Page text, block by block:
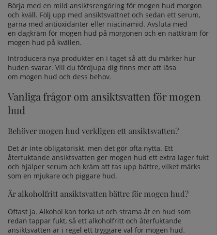
Börja med en mild ansiktsrengöring för mogen hud morgon
och kväll. Följ upp med ansiktsvattnet och sedan ett serum,
gärna med antioxidanter eller niacinamid. Avsluta med
en dagkräm för mogen hud på morgonen och en nattkräm för
mogen hud på kvällen.
Introducera nya produkter en i taget så att du märker hur
huden svarar. Vill du fördjupa dig finns mer att läsa
om mogen hud och dess behov.
Vanliga frågor om ansiktsvatten för mogen
hud
Behöver mogen hud verkligen ett ansiktsvatten?
Det är inte obligatoriskt, men det gör ofta nytta. Ett
återfuktande ansiktsvatten ger mogen hud ett extra lager fukt
och hjälper serum och kräm att tas upp bättre, vilket märks
som en mjukare och piggare hud.
Är alkoholfritt ansiktsvatten bättre för mogen hud?
Oftast ja. Alkohol kan torka ut och strama åt en hud som
redan tappar fukt, så ett alkoholfritt och återfuktande
ansiktsvatten är i regel ett tryggare val för mogen hud.